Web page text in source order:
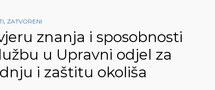
, ZATVORENI
znanja i sposobnosti
u Upravni odjel za
i zaštitu okoliša